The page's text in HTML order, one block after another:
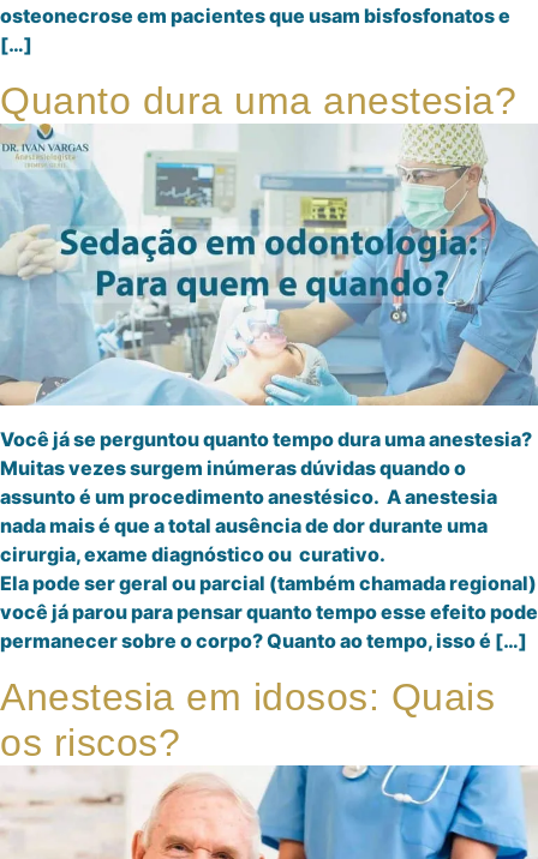
osteonecrose em pacientes que usam bisfosfonatos e
[…]
Quanto dura uma anestesia?
Você já se perguntou quanto tempo dura uma anestesia?
Muitas vezes surgem inúmeras dúvidas quando o
assunto é um procedimento anestésico. A anestesia
nada mais é que a total ausência de dor durante uma
cirurgia, exame diagnóstico ou curativo.
Ela pode ser geral ou parcial (também chamada
você já parou para pensar quanto tempo esse efeito pode
permanecer sobre o corpo? Quanto ao tempo, isso é […]
Anestesia em idosos: Quais
os riscos?